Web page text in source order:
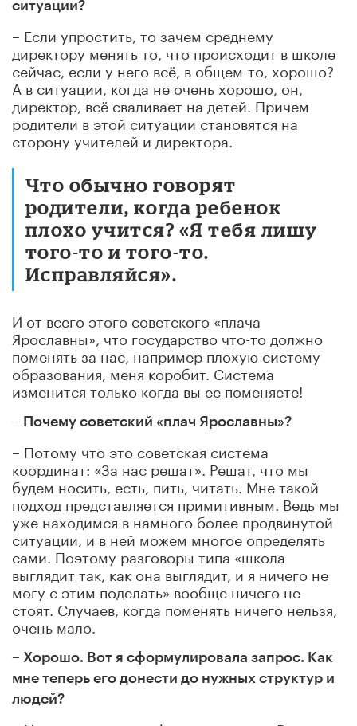
ситуации?
– Если упростить, то зачем среднему
директору менять то, что происходит в школе
сейчас, если у него всё, в общем-то, хорошо?
А в ситуации, когда не очень хорошо, он,
директор, всё сваливает на детей. Причем
родители в этой ситуации становятся на
сторону учителей и директора.
Что обычно говорят
родители, когда ребенок
плохо учится? «Я тебя лишу
того-то и того-то.
Исправляйся».
И от всего этого советского «плача
Ярославны», что государство что-то должно
поменять за нас, например плохую систему
образования, меня коробит. Система
изменится только когда вы ее поменяете!
– Почему советский «плач Ярославны»?
– Потому что это советская система
координат: «За нас решат». Решат, что мы
будем носить, есть, пить, читать. Мне такой
подход представляется примитивным. Ведь мы
уже находимся в намного более продвинутой
ситуации, и в ней можем многое определять
сами. Поэтому разговоры типа «школа
выглядит так, как она выглядит, и я ничего не
могу с этим поделать» вообще ничего не
стоят. Случаев, когда поменять ничего нельзя,
очень мало.
– Хорошо. Вот я сформулировала запрос. Как
мне теперь его донести до нужных структур и
людей?